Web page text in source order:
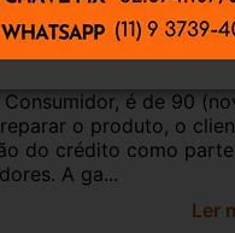
Certificado de
é de 90
o produto, o
do crédito como
A ga...
Ler